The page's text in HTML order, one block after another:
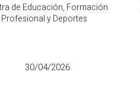
de Educación, Formación
Profesional y Deportes
30/04/2026